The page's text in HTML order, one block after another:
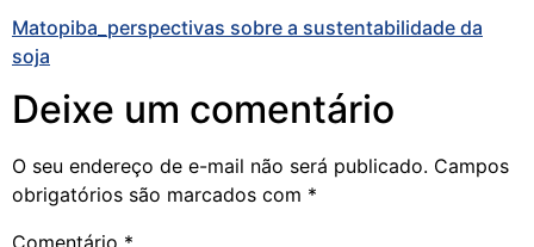
Matopiba_perspectivas sobre a sustentabilidade da
soja
Deixe um comentário
O seu endereço de e-mail não será publicado. Campos
obrigatórios são marcados com *